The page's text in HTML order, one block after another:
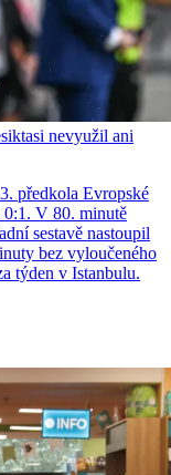
nevyužil ani
předkola Evropské
V 80. minutě
sestavě nastoupil
bez vyloučeného
týden v Istanbulu.